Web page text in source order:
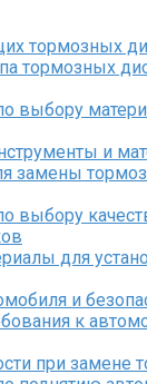
тормозных
тормозных
выбору
и
замены
выбору
для
и
к
при замене